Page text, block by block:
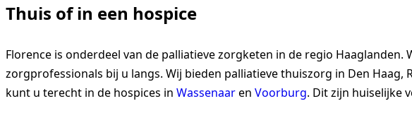
Thuis of in een hospice
Florence is onderdeel van de palliatieve zorgketen in de regio
zorgprofessionals bij u langs. Wij bieden palliatieve thuiszorg in Den
kunt u terecht in de hospices in Wassenaaren Voorburg. Dit zijn huiselijke